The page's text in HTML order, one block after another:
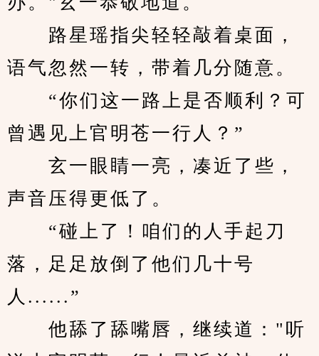
路星瑶指尖轻轻敲着桌面，
语气忽然一转，带着几分随意。
“你们这一路上是否顺利？可
曾遇见上官明苍一行人？”
玄一眼睛一亮，凑近了些，
声音压得更低了。
“碰上了！咱们的人手起刀
落，足足放倒了他们几十号
人......”
他舔了舔嘴唇，继续道："听